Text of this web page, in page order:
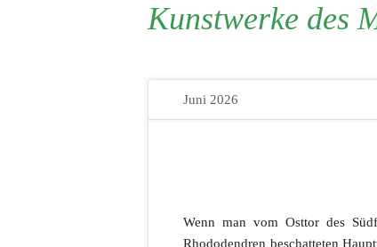
Satzung
Kunstwerke des
Juni 2026
Wenn man vom Osttor des
Rhododendren beschatteten